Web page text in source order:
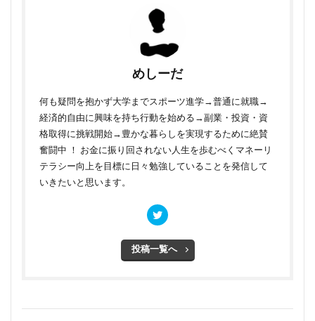
めしーだ
何も疑問を抱かず大学までスポーツ進学→普通に就職→
経済的自由に興味を持ち行動を始める→副業・投資・資
格取得に挑戦開始→豊かな暮らしを実現するために絶賛
奮闘中 ！ お金に振り回されない人生を歩むべくマネーリ
テラシー向上を目標に日々勉強していることを発信して
いきたいと思います。
投稿一覧へ